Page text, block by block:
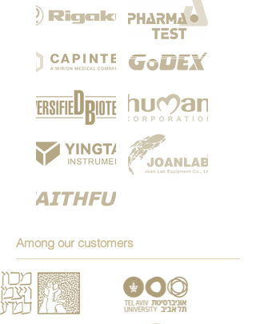
Among our customers